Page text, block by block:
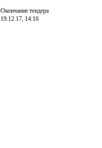
Окончание тендера
19.12.17, 14:10